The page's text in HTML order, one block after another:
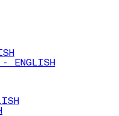
- ENGLISH